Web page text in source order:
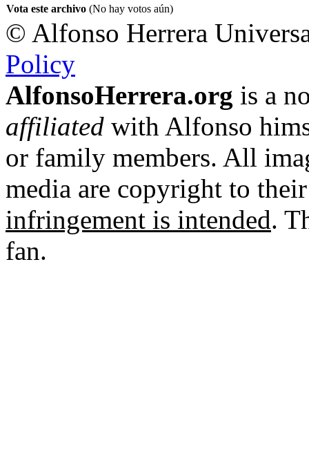
Vota este archivo (No hay votos aún)
© Alfonso Herrera
Policy
AlfonsoHerrera.org is a
affiliated with Alfonso
or family members. All
media are copyright to
infringement is intended.
fan.